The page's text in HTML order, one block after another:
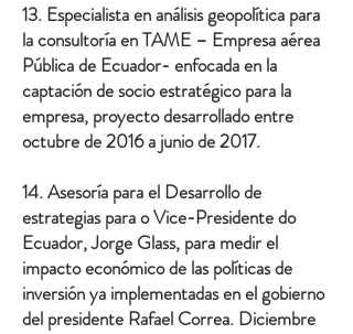
13. Especialista en análisis geopolítica para
la consultoría en TAME – Empresa aérea
Pública de Ecuador- enfocada en la
captación de socio estratégico para la
empresa, proyecto desarrollado entre
octubre de 2016 a junio de 2017.
14. Asesoría para el Desarrollo de
estrategias para o Vice-Presidente do
Ecuador, Jorge Glass, para medir el
impacto económico de las políticas de
inversión ya implementadas en el gobierno
del presidente Rafael Correa. Diciembre